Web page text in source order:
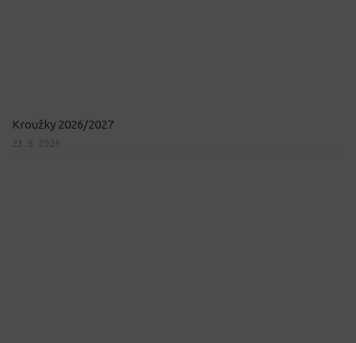
Kroužky 2026/2027
23. 6. 2026